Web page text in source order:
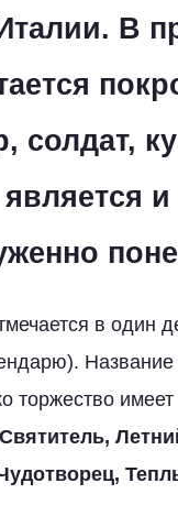
В
солдат,
является
в один
торжество